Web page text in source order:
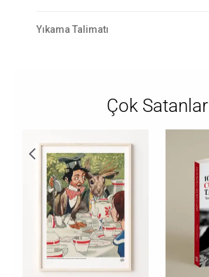
Yıkama Talimatı
Çok Satanlar